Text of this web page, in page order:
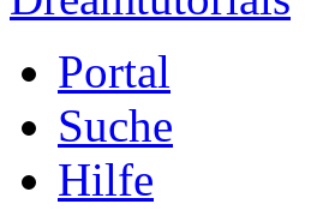
Portal
Suche
Hilfe